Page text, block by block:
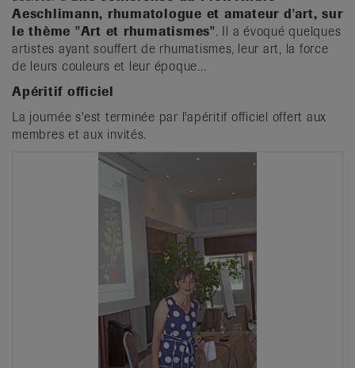
Aeschlimann, rhumatologue et amateur d'art, sur
le thème "Art et rhumatismes". Il a évoqué quelques
artistes ayant souffert de rhumatismes, leur art, la force
de leurs couleurs et leur époque...
Apéritif officiel
La journée s'est terminée par l'apéritif officiel offert aux
membres et aux invités.